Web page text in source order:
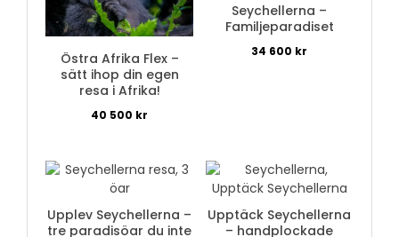
Östra Afrika Flex –
sätt ihop din egen
resa i Afrika!
40 500 kr
Seychellerna –
Familjeparadiset
34 600 kr
Upplev Seychellerna –
tre paradisöar du inte
Upptäck Seychellerna
– handplockade